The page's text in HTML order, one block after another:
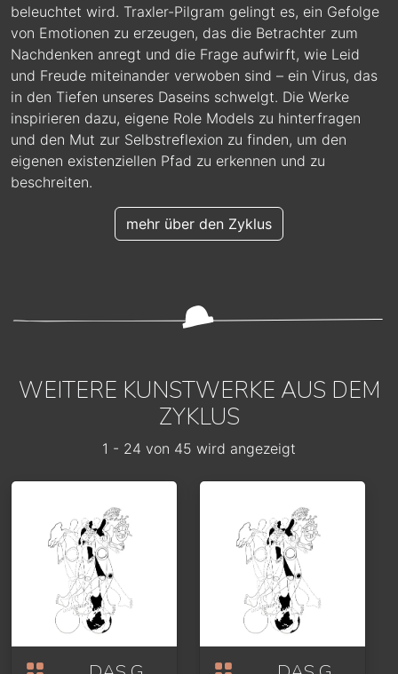
beleuchtet wird. Traxler-Pilgram gelingt es, ein Gefolge
von Emotionen zu erzeugen, das die Betrachter zum
Nachdenken anregt und die Frage aufwirft, wie Leid
und Freude miteinander verwoben sind – ein Virus, das
in den Tiefen unseres Daseins schwelgt. Die Werke
inspirieren dazu, eigene Role Models zu hinterfragen
und den Mut zur Selbstreflexion zu finden, um den
eigenen existenziellen Pfad zu erkennen und zu
beschreiten.
mehr über den Zyklus
WEITERE KUNSTWERKE AUS DEM
ZYKLUS
1 - 24 von 45 wird angezeigt